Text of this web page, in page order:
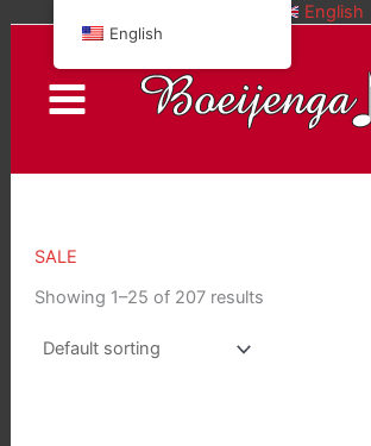
content
English
SALE
Showing 1–25 of 207 results
English